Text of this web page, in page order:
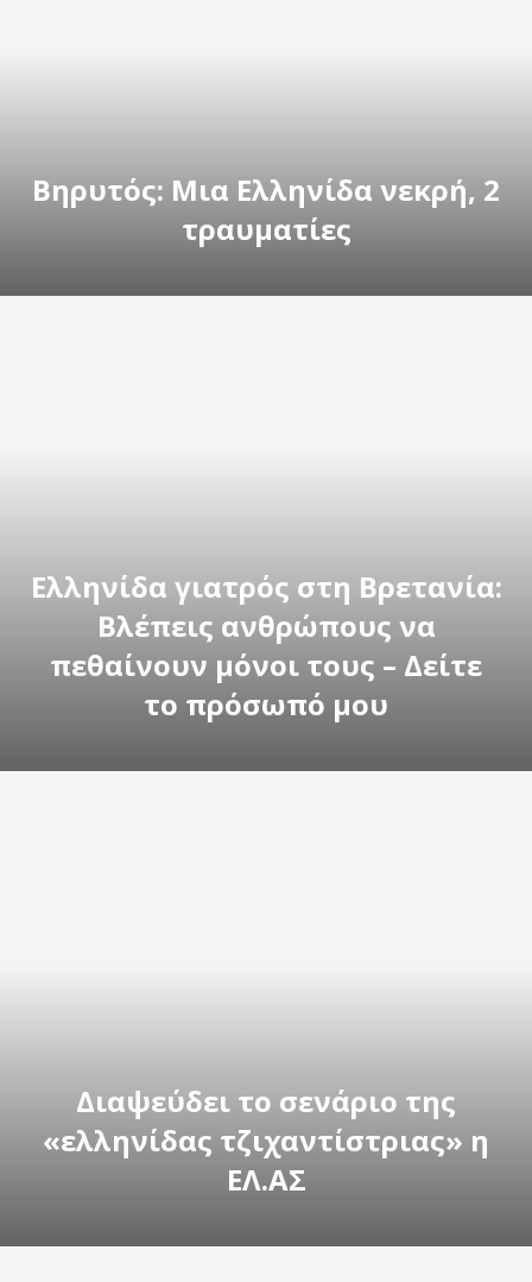
Βηρυτός: Μια Ελληνίδα νεκρή, 2
τραυματίες
Ελληνίδα γιατρός στη Βρετανία:
Βλέπεις ανθρώπους να
πεθαίνουν μόνοι τους – Δείτε
το πρόσωπό μου
Διαψεύδει το σενάριο της
«ελληνίδας τζιχαντίστριας» η
ΕΛ.ΑΣ